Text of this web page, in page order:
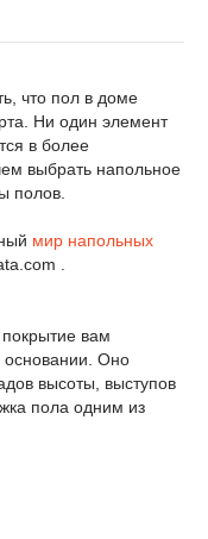
что пол в доме
Ни один элемент
в более
выбрать напольное
полов.
мир напольных
.
вам
основании. Оно
высоты, выступов
пола одним из